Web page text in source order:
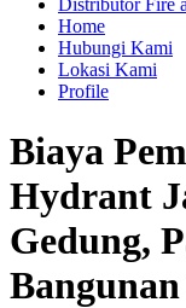
Distributor Fire
Home
Hubungi Kami
Lokasi Kami
Profile
Biaya
Hydrant
Gedung,